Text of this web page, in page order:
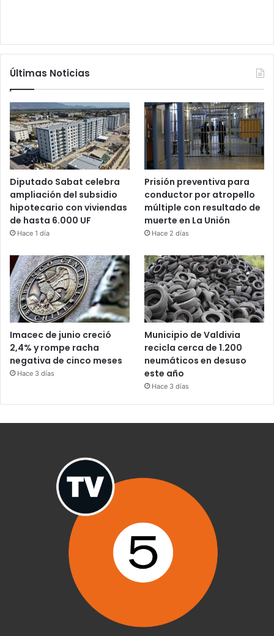
Últimas Noticias
Diputado Sabat celebra
ampliación del subsidio
hipotecario con viviendas
de hasta 6.000 UF
Hace 1 día
Prisión preventiva para
conductor por atropello
múltiple con resultado de
muerte en La Unión
Hace 2 días
Imacec de junio creció
2,4% y rompe racha
negativa de cinco meses
Hace 3 días
Municipio de Valdivia
recicla cerca de 1.200
neumáticos en desuso
este año
Hace 3 días